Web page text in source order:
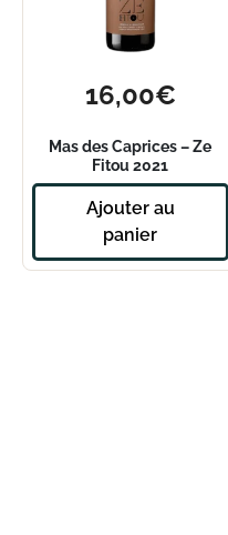
16,00€
Mas des Caprices – Ze
Fitou 2021
Ajouter au
panier